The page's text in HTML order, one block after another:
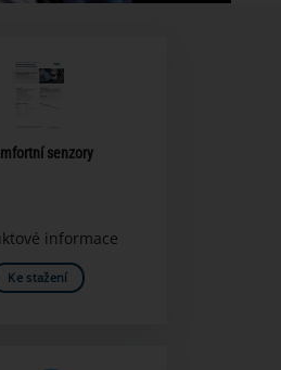
senzory
informace
Ke stažení